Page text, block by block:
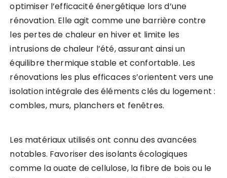
optimiser l’efficacité énergétique lors d’une
rénovation. Elle agit comme une barrière contre
les pertes de chaleur en hiver et limite les
intrusions de chaleur l’été, assurant ainsi un
équilibre thermique stable et confortable. Les
rénovations les plus efficaces s’orientent vers une
isolation intégrale des éléments clés du logement :
combles, murs, planchers et fenêtres.
Les matériaux utilisés ont connu des avancées
notables. Favoriser des isolants écologiques
comme la ouate de cellulose, la fibre de bois ou le